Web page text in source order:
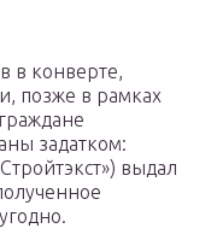
в конверте,
позже в рамках
задатком:
выдал